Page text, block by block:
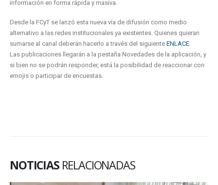
información en forma rápida y masiva.
Desde la FCyT se lanzó esta nueva vía de difusión como medio
alternativo a las redes institucionales ya existentes. Quienes quieran
sumarse al canal deberán hacerlo a través del siguiente ENLACE.
Las publicaciones llegarán a la pestaña Novedades de la aplicación, y
si bien no se podrán responder, está la posibilidad de reaccionar con
emojis o participar de encuestas.
NOTICIAS RELACIONADAS